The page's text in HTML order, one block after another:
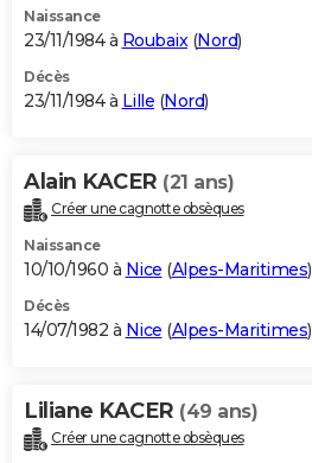
Naissance
23/11/1984 à Roubaix(Nord)
Décès
23/11/1984 à Lille (Nord)
Alain KACER (21 ans)
Créer une cagnotte obsèques
Naissance
10/10/1960 à Nice (Alpes-Maritimes)
Décès
14/07/1982 à Nice (Alpes-Maritimes)
Liliane KACER (49 ans)
Créer une cagnotte obsèques